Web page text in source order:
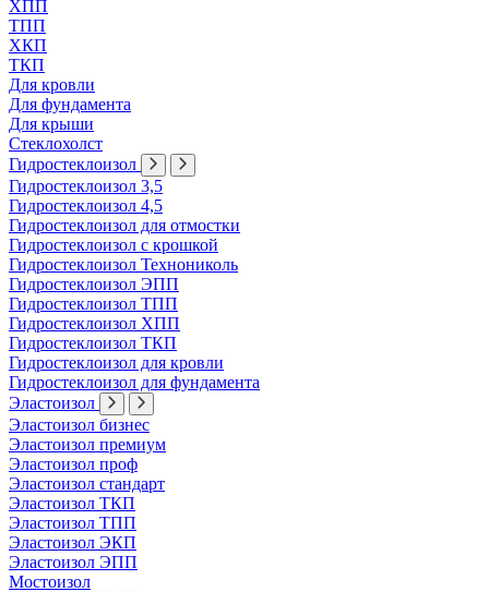
ХПП
ТПП
ХКП
ТКП
Для кровли
Для фундамента
Для крыши
Стеклохолст
Гидростеклоизол
Гидростеклоизол 3,5
Гидростеклоизол 4,5
Гидростеклоизол для отмостки
Гидростеклоизол с крошкой
Гидростеклоизол Технониколь
Гидростеклоизол ЭПП
Гидростеклоизол ТПП
Гидростеклоизол ХПП
Гидростеклоизол ТКП
Гидростеклоизол для кровли
Гидростеклоизол для фундамента
Эластоизол
Эластоизол бизнес
Эластоизол премиум
Эластоизол проф
Эластоизол стандарт
Эластоизол ТКП
Эластоизол ТПП
Эластоизол ЭКП
Эластоизол ЭПП
Мостоизол